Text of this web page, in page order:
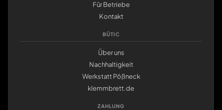
Für Betriebe
Kontakt
BÜTIC
Über uns
Nachhaltigkeit
Werkstatt Pößneck
klemmbrett.de
ZAHLUNG